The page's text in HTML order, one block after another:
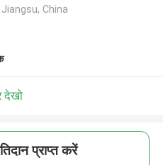
China
देखो
प्राप्त करें